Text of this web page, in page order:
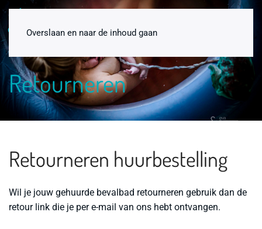
Birthpools kraankoppelingen set
Overslaan en naar de inhoud gaan
Retourneren
Retourneren huurbestelling
Wil je jouw gehuurde bevalbad retourneren gebruik dan de
retour link die je per e-mail van ons hebt ontvangen.